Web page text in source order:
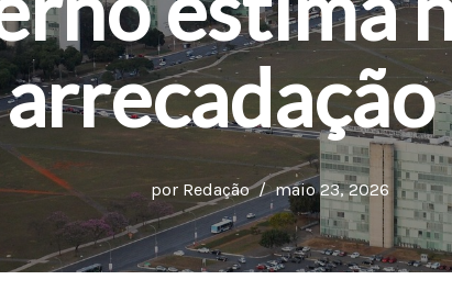
por Redação maio 23, 2026